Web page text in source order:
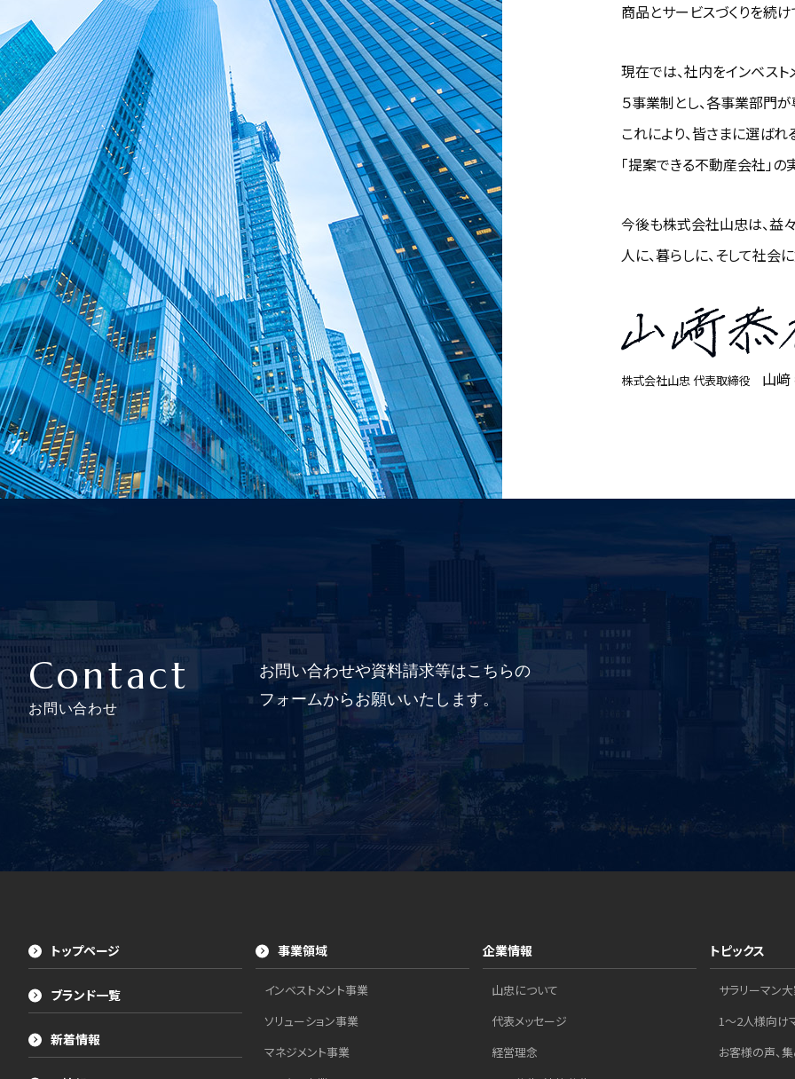
商品とサービスづくりを続け
現在では、社内をインベスト
５事業制とし、各事業部門
これにより、皆さまに選ば
「提案できる不動産会社」
今後も株式会社山忠は、益
人に、暮らしに、そして社会
株式会社山忠 代表取締役 山
Contact
お問い合わせ
お問い合わせや資料請求等はこちらの
フォームからお願いいたします。
トップページ
ブランド一覧
新着情報
事業領域
インベストメント事業
ソリューション事業
マネジメント事業
企業情報
山忠について
代表メッセージ
経営理念
トピックス
サラリーマン
1～2人様向け
お客様の声、